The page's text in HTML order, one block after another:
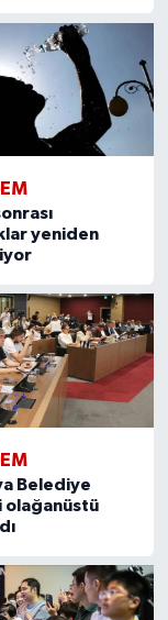
yeniden
Belediye
olağanüstü